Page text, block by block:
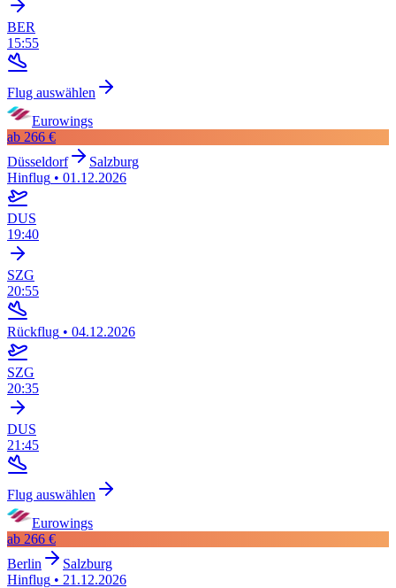
BER
15:55
Flug auswählen
Eurowings
ab 266 €
Düsseldorf
Salzburg
Hinflug • 01.12.2026
DUS
19:40
SZG
20:55
Rückflug • 04.12.2026
SZG
20:35
DUS
21:45
Flug auswählen
Eurowings
ab 266 €
Berlin
Salzburg
Hinflug • 21.12.2026